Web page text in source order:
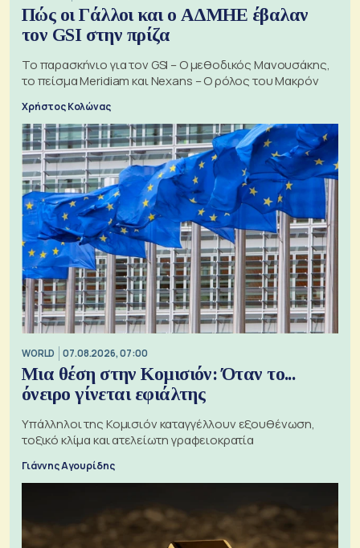
Πώς οι Γάλλοι και ο ΑΔΜΗΕ έβαλαν
τον GSI στην πρίζα
Το παρασκήνιο για τον GSI – Ο μεθοδικός Μανουσάκης,
το πείσμα Meridiam και Nexans – Ο ρόλος του Μακρόν
Χρήστος Κολώνας
WORLD 07.08.2026, 07:00
Μια θέση στην Κομισιόν: Όταν το...
όνειρο γίνεται εφιάλτης
Υπάλληλοι της Κομισιόν καταγγέλλουν εξουθένωση,
τοξικό κλίμα και ατελείωτη γραφειοκρατία
Γιάννης Αγουρίδης